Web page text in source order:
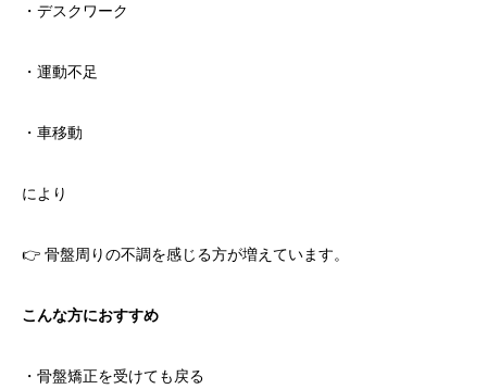
・デスクワーク
・運動不足
・車移動
により
👉 骨盤周りの不調を感じる方が増えています。
こんな方におすすめ
・骨盤矯正を受けても戻る